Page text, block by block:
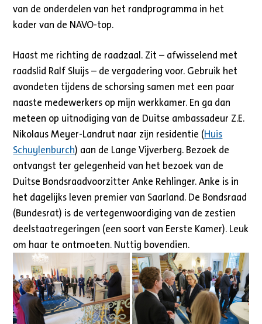
van de onderdelen van het randprogramma in het
kader van de NAVO-top.
Haast me richting de raadzaal. Zit – afwisselend met
raadslid Ralf Sluijs – de vergadering voor. Gebruik het
avondeten tijdens de schorsing samen met een paar
naaste medewerkers op mijn werkkamer. En ga dan
meteen op uitnodiging van de Duitse ambassadeur Z.E.
Nikolaus Meyer-Landrut naar zijn residentie (Huis
Schuylenburch) aan de Lange Vijverberg. Bezoek de
ontvangst ter gelegenheid van het bezoek van de
Duitse Bondsraadvoorzitter Anke Rehlinger. Anke is in
het dagelijks leven premier van Saarland. De Bondsraad
(Bundesrat) is de vertegenwoordiging van de zestien
deelstaatregeringen (een soort van Eerste Kamer). Leuk
om haar te ontmoeten. Nuttig bovendien.